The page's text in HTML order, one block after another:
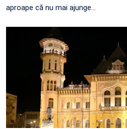
aproape că nu mai ajunge…